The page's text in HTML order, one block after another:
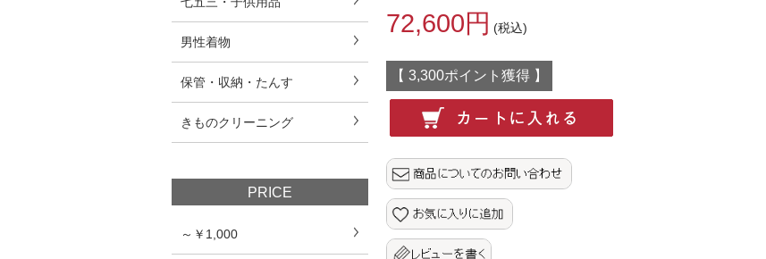
男性着物
保管・収納・たんす
きものクリーニング
PRICE
～￥1,000
72,600円 (税込)
【 3,300ポイント獲得 】